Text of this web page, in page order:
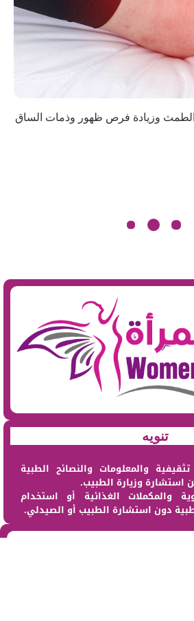
الطمث وزيادة فرص ظهور وذمات الساق
تنويه
والمعلومات والنصائح الطبية
استشارة وزيارة الطبيب.
والمكملات الغذائية أو استخدام
دون استشارة الطبيب أو الصيدلي.